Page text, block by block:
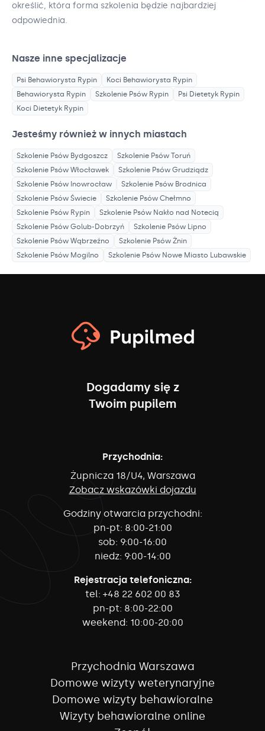
określić, która forma szkolenia będzie najbardziej
odpowiednia.
Nasze inne specjalizacje
Psi Behawiorysta Rypin Koci Behawiorysta Rypin
Behawiorysta Rypin Szkolenie Psów Rypin Psi Dietetyk Rypin
Koci Dietetyk Rypin
Jesteśmy również w innych miastach
Szkolenie Psów Bydgoszcz Szkolenie Psów Toruń
Szkolenie Psów Włocławek Szkolenie Psów Grudziądz
Szkolenie Psów Inowrocław Szkolenie Psów Brodnica
Szkolenie Psów Świecie Szkolenie Psów Chełmno
Szkolenie Psów Rypin Szkolenie Psów Nakło nad Notecią
Szkolenie Psów Golub-Dobrzyń Szkolenie Psów Lipno
Szkolenie Psów Wąbrzeźno Szkolenie Psów Żnin
Szkolenie Psów Mogilno Szkolenie Psów Nowe Miasto Lubawskie
Dogadamy się z
Twoim pupilem
Przychodnia:
Żupnicza 18/U4, Warszawa
Zobacz wskazówki dojazdu
Godziny otwarcia przychodni:
pn-pt: 8:00-21:00
sob: 9:00-16:00
niedz: 9:00-14:00
Rejestracja telefoniczna:
tel: +48 22 602 00 83
pn-pt: 8:00-22:00
weekend: 10:00-20:00
Przychodnia Warszawa
Domowe wizyty weterynaryjne
Domowe wizyty behawioralne
Wizyty behawioralne online